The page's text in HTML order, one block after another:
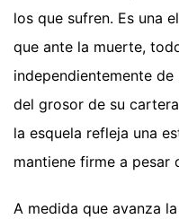
los que sufren. Es una
que ante la muerte,
independientemente
del grosor de su
la esquela refleja una
mantiene firme a pesar
A medida que avanza